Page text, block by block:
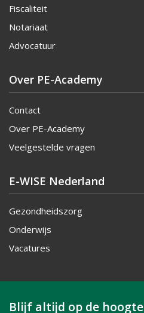
Fiscaliteit
Notariaat
Advocatuur
Over PE-Academy
Contact
Over PE-Academy
Veelgestelde vragen
E-WISE Nederland
Gezondheidszorg
Onderwijs
Vacatures
Blijf altijd op de hoogte